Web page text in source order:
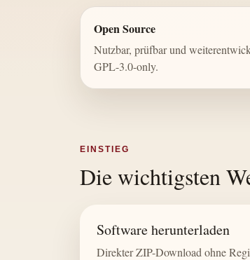
Open Source
Nutzbar, prüfbar und
GPL-3.0-only.
EINSTIEG
Die wichtigsten
Software herunterladen
Direkter ZIP-Download ohne